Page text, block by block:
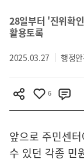
28일부터 '진위확
활용토록
2025.03.27 행정
6
앞으로 주민센
수 있던 각종 민